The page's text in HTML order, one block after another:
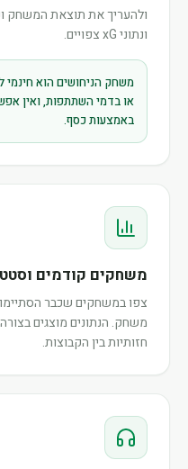
ולהעריך את תוצאת המשחק
ונתוני xG צפויים.
משחק הניחושים הוא חינמי
או בדמי השתתפות, ואין
באמצעות כסף.
משחקים קודמים
צפו במשחקים שכבר
משחק. הנתונים מוצגים
חזותיות בין הקבוצות.